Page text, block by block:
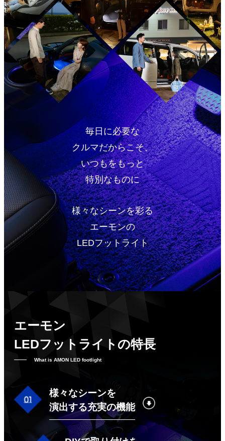
毎日に必要な
クルマだからこそ、
いつもをもっと
特別なものに
様々なシーンを彩る
エーモンの
LEDフットライト
エーモン
LEDフットライトの特長
What is AMON LED footlight
様々なシーンを
演出する充実の機能